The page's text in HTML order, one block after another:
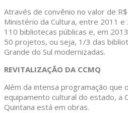
Através de convênio no valor de
Ministério da Cultura, entre 2011
110 bibliotecas públicas e, em
50 projetos, ou seja, 1/3 das
Grande do Sul modernizadas.
REVITALIZAÇÃO DA CCMQ
Além da intensa programação que
equipamento cultural do estado, a
Quintana está em obras.